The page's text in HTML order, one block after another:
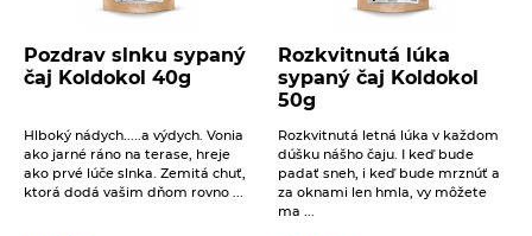
Pozdrav slnku sypaný
čaj Koldokol 40g
Hlboký nádych.....a výdych. Vonia
ako jarné ráno na terase, hreje
ako prvé lúče slnka. Zemitá chuť,
ktorá dodá vašim dňom rovno ...
Rozkvitnutá lúka
sypaný čaj Koldokol
50g
Rozkvitnutá letná lúka v každom
dúšku nášho čaju. I keď bude
padať sneh, i keď bude mrznúť a
za oknami len hmla, vy môžete
ma ...